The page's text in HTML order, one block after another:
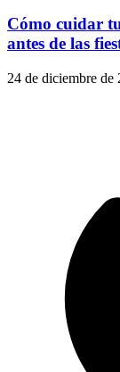
Cómo cuidar
antes de las
24 de diciembre de